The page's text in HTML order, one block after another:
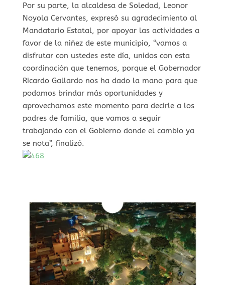
Por su parte, la alcaldesa de Soledad, Leonor
Noyola Cervantes, expresó su agradecimiento al
Mandatario Estatal, por apoyar las actividades a
favor de la niñez de este municipio, “vamos a
disfrutar con ustedes este día, unidos con esta
coordinación que tenemos, porque el Gobernador
Ricardo Gallardo nos ha dado la mano para que
podamos brindar más oportunidades y
aprovechamos este momento para decirle a los
padres de familia, que vamos a seguir
trabajando con el Gobierno donde el cambio ya
se nota”, finalizó.